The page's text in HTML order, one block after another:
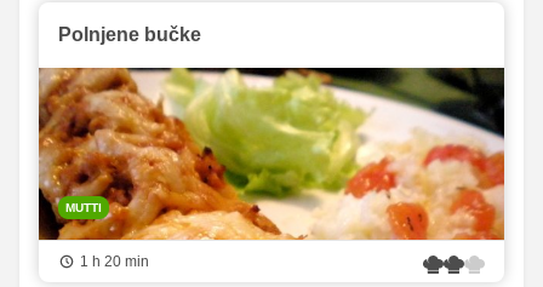
Polnjene bučke
MUTTI
1 h 20 min